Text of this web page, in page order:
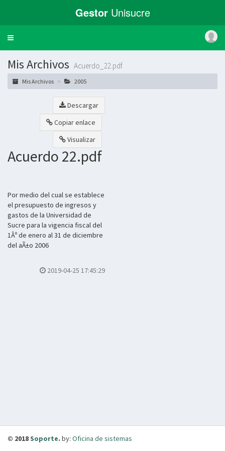
Gestor Unisucre
Toggle
Mis Archivos Acuerdo_22.pdf
Mis Archivos 2005
Descargar
Copiar enlace
Visualizar
Acuerdo 22.pdf
Por medio del cual se establece
el presupuesto de ingresos y
gastos de la Universidad de
Sucre para la vigencia fiscal del
1Âº de enero al 31 de diciembre
del aÃ±o 2006
2019-04-25 17:45:29
© 2018Soporte. by: Oficina de sistemas